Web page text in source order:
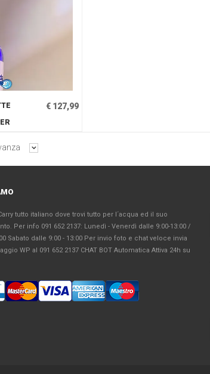
€ 127,99
tutto italiano dove trovi tutto per l´acqua ed il suo
Per info 091 652 2137: Lunedì - Venerdì dalle 9:00-13:00 /
Sabato dalle 9:00 - 13:00 Per invio foto e chat veloce invia
WP al 091 652 2137 CHAT BOT Automatica Attiva 24h su